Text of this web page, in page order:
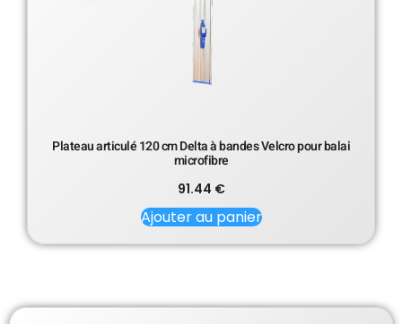
Plateau articulé 120 cm Delta à bandes Velcro pour balai
microfibre
91.44 €
Ajouter au panier